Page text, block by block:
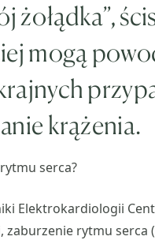
mogą
krążenia.
serca?
Elektrokardiologii
zaburzenie rytmu serca